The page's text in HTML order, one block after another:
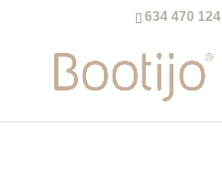
634 470 124